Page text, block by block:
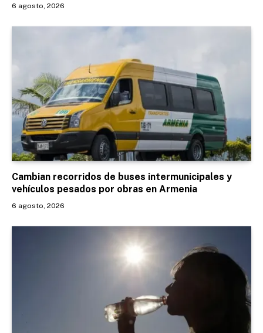
6 agosto, 2026
Cambian recorridos de buses intermunicipales y
vehículos pesados por obras en Armenia
6 agosto, 2026